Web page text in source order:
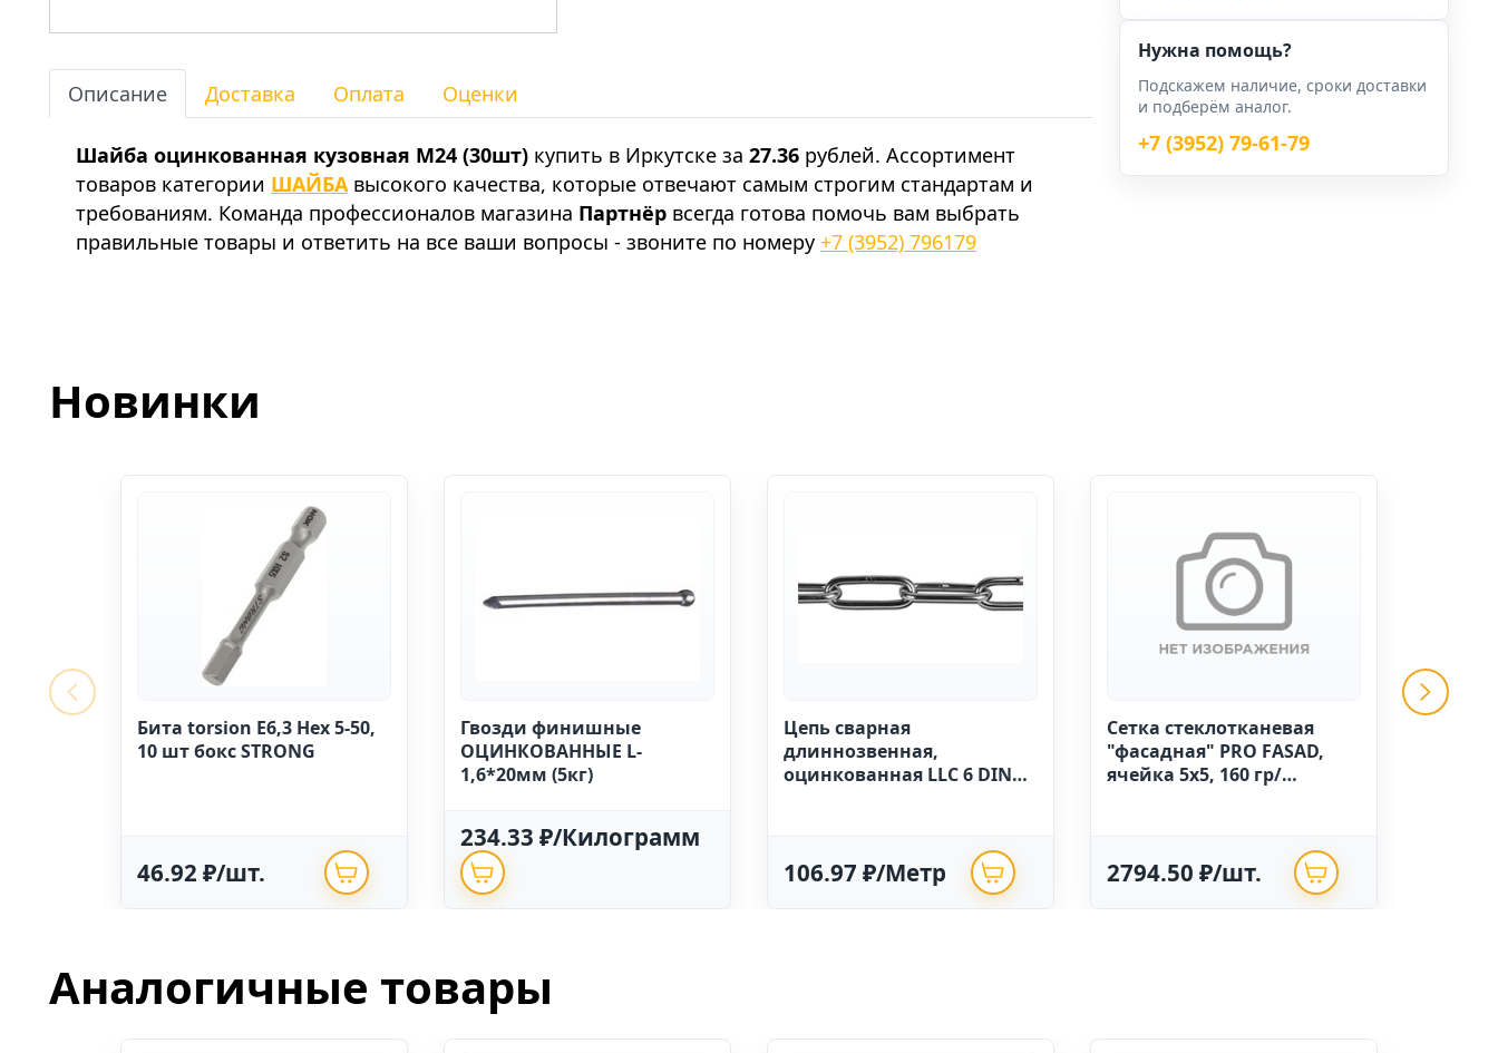
Описание Доставка Оплата Оценки
Шайба оцинкованная кузовная М24 (30шт) купить в Иркутске за 27.36 рублей. Ассортимент
товаров категории ШАЙБАвысокого качества, которые отвечают самым строгим стандартам и
требованиям. Команда профессионалов магазина Партнёр всегда готова помочь вам выбрать
правильные товары и ответить на все ваши вопросы - звоните по номеру +7 (3952) 796179
Нужна помощь?
Подскажем наличие, сроки доставки
и подберём аналог.
+7 (3952) 79-61-79
Новинки
Бита torsion E6,3 Hex 5-50,
10 шт бокс STRONG
46.92 ₽/шт.
Гвозди финишные
ОЦИНКОВАННЫЕ L-
1,6*20мм (5кг)
234.33 ₽/Килограмм
Цепь сварная
длиннозвенная,
оцинкованная LLC 6 DIN
106.97 ₽/Метр
Сетка стеклотканевая
"фасадная" PRO FASAD,
ячейка 5х5, 160 гр/
2794.50 ₽/шт.
Аналогичные товары